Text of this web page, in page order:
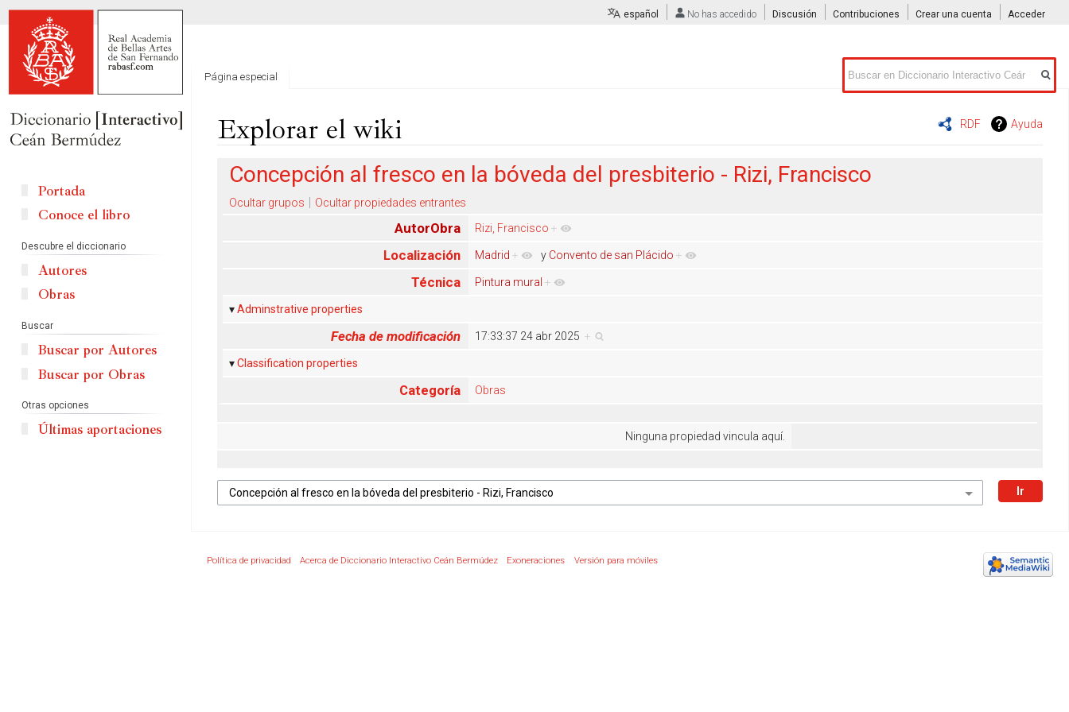
RDF Ayuda
Explorar el wiki
Concepción al fresco en la bóveda del presbiterio - Rizi, Francisco
Ocultar grupos Ocultar propiedades entrantes
AutorObra Rizi, Francisco +
Localización Madrid + y Convento de san Plácido +
Técnica Pintura mural +
Adminstrative properties
Fecha de modificación 17:33:37 24 abr 2025+
Classification properties
Categoría Obras
Ninguna propiedad vincula aquí.
español No has accedido Discusión Contribuciones Crear una cuenta Acceder
Página especial
Buscar
Portada
Conoce el libro
Descubre el diccionario
Autores
Obras
Buscar
Buscar por Autores
Buscar por Obras
Otras opciones
Últimas aportaciones
Política de privacidad Acerca de Diccionario Interactivo Ceán Bermúdez Exoneraciones Versión para móviles